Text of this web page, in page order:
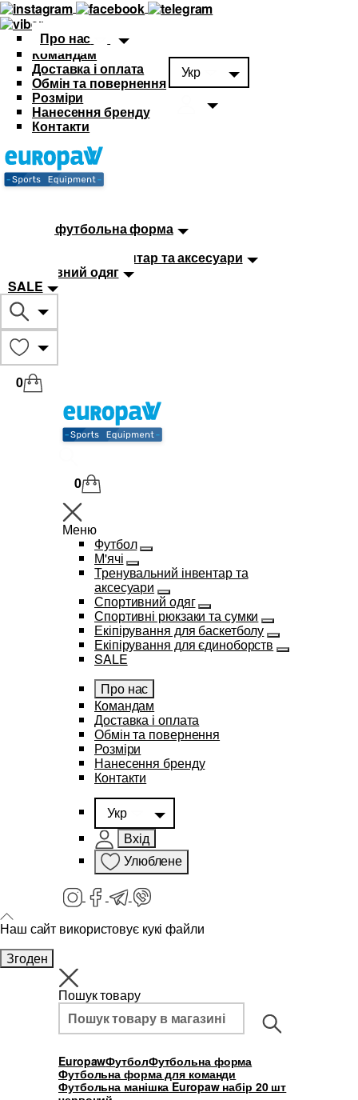
Про нас
Командам
Доставка і оплата
Обмін та повернення
Розміри
Нанесення бренду
Контакти
Укр
Дитяча футбольна форма
Тренувальний інвентар та аксесуари
Спортивний одяг
SALE
0
0
Меню
Футбол
М'ячі
Тренувальний інвентар та
аксесуари
Спортивний одяг
Спортивні рюкзаки та сумки
Екіпірування для баскетболу
Екіпірування для єдиноборств
SALE
Про нас
Командам
Доставка і оплата
Обмін та повернення
Розміри
Нанесення бренду
Контакти
Укр
Вхід
Улюблене
Наш сайт використовує кукі файли
Згоден
Пошук товару
EuropawФутболФутбольна форма
Футбольна форма для команди
Футбольна манішка Europaw набір 20 шт